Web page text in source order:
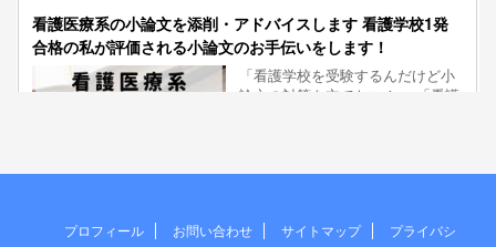
プロフィール お問い合わせ サイトマップ
プライバシ